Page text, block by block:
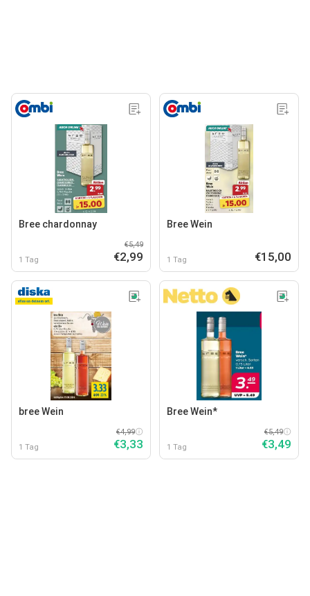
Bree chardonnay
1 Tag
€5,49
€2,99
Bree Wein
1 Tag €15,00
bree Wein
1 Tag
€4,99
€3,33
Bree Wein*
1 Tag
€5,49
€3,49